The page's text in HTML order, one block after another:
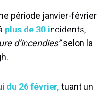
période janvier-février
plus de 30 incidents,
d’incendies”selon la
du 26 février, tuant un